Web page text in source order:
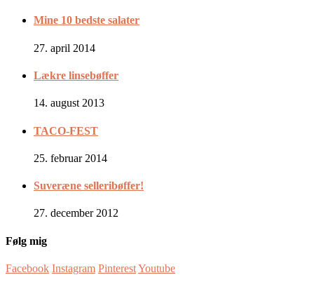
Mine 10 bedste salater
27. april 2014
Lækre linsebøffer
14. august 2013
TACO-FEST
25. februar 2014
Suveræne selleribøffer!
27. december 2012
Følg mig
Facebook Instagram PinterestYoutube